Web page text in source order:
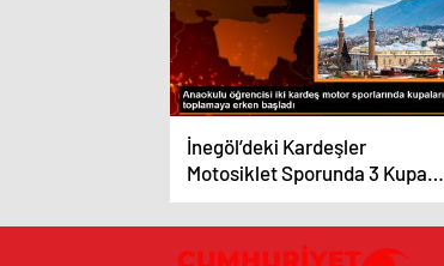
İnegöl’deki Kardeşler
Motosiklet Sporunda 3 Kupaya
Sahip